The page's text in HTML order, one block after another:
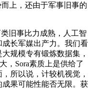
上，还由于军事旧事的
旧事比力成熟，人工智
长军媒出产力。我们看
规模专有锻炼数据集，
，Sora素质上是供给了
所以说，计较机视觉，
成果可能性能否无限。获